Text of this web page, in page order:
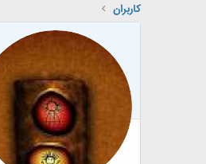
کاربران